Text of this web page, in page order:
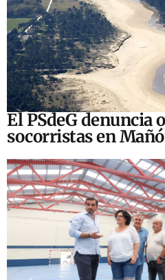
El PSdeG denuncia
socorristas en